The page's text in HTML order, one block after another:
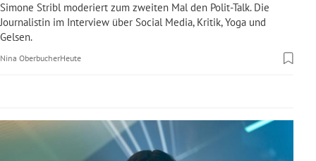
Untermenü
Untermenü
Untermenü
Simone Stribl moderiert zum zweiten Mal den Polit-Talk. Die
Journalistin im Interview über Social Media, Kritik, Yoga und
Gelsen.
Nina OberbucherHeute